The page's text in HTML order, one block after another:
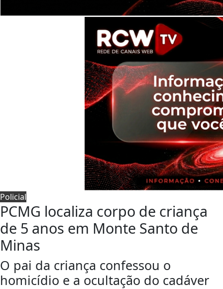
Policial
PCMG localiza corpo de criança
de 5 anos em Monte Santo de
Minas
O pai da criança confessou o
homicídio e a ocultação do cadáver